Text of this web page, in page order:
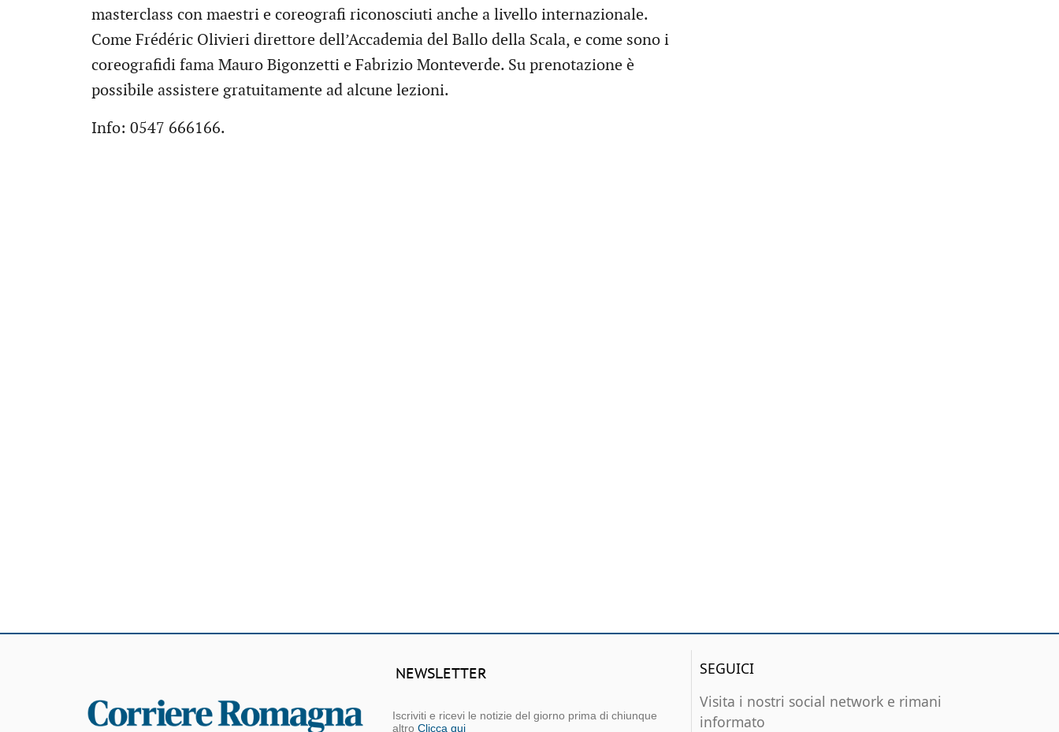
masterclass con maestri e coreografi riconosciuti anche a livello internazionale.
Come Frédéric Olivieri direttore dell’Accademia del Ballo della Scala, e come sono i
coreografidi fama Mauro Bigonzetti e Fabrizio Monteverde. Su prenotazione è
possibile assistere gratuitamente ad alcune lezioni.
Info: 0547 666166.
NEWSLETTER
Iscriviti e ricevi le notizie del giorno prima di chiunque
altro Clicca qui
SEGUICI
Visita i nostri social network e rimani
informato